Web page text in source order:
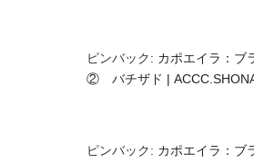
ピンバック: カポエイラ：ブ
② バチザド |
ピンバック: カポエイラ：ブ